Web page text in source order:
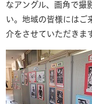
なアングル、画角で撮
い。地域の皆様にはご
介をさせていただきま